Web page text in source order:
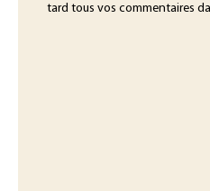
tard tous vos commentaires